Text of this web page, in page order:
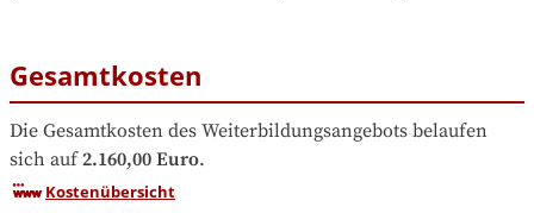
Gesamtkosten
Die Gesamtkosten des Weiterbildungsangebots belaufen
sich auf 2.160,00 Euro.
Kostenübersicht